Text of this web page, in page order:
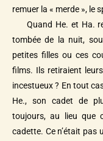
remuer la « merde », le
Quand He. et Ha.
tombée de la nuit,
petites filles ou ces
films. Ils retiraient
incestueux ? En tout
He., son cadet de
toujours, au lieu que
cadette. Ce n’était pas